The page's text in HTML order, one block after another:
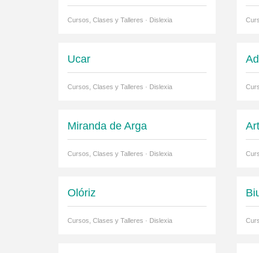
Cursos, Clases y Talleres · Dislexia
Ucar
Cursos, Clases y Talleres · Dislexia
Miranda de Arga
Cursos, Clases y Talleres · Dislexia
Olóriz
Cursos, Clases y Talleres · Dislexia